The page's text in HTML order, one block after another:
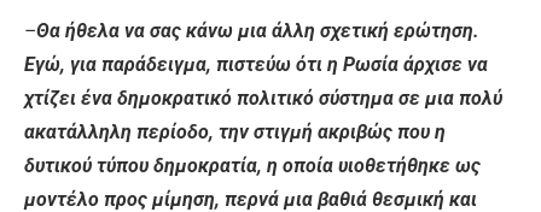
–Θα ήθελα να σας κάνω μια άλλη σχετική ερώτηση.
Εγώ, για παράδειγμα, πιστεύω ότι η Ρωσία άρχισε να
χτίζει ένα δημοκρατικό πολιτικό σύστημα σε μια πολύ
ακατάλληλη περίοδο, την στιγμή ακριβώς που η
δυτικού τύπου δημοκρατία, η οποία υιοθετήθηκε ως
μοντέλο προς μίμηση, περνά μια βαθιά θεσμική και